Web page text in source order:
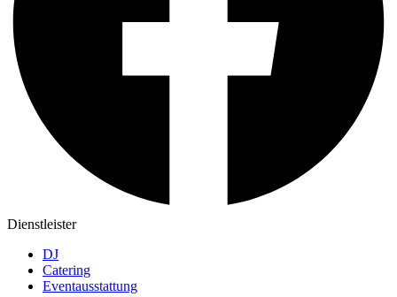
Dienstleister
DJ
Catering
Eventausstattung